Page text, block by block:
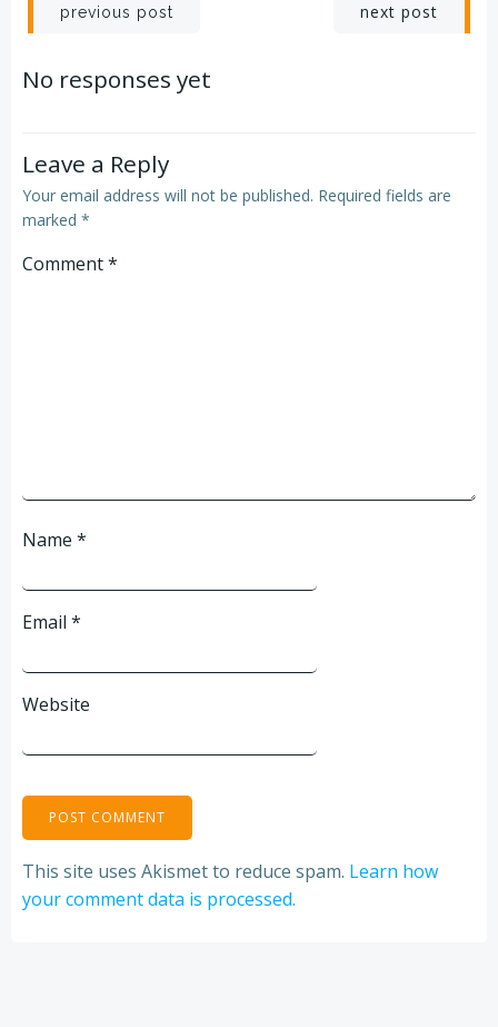
previous post next post
No responses yet
Leave a Reply
Your email address will not be published. Required fields are
marked *
Comment*
Name *
Email *
Website
This site uses Akismet to reduce spam. Learn how
your comment data is processed.